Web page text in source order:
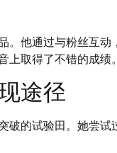
。他通过与粉丝互
取得了不错的成绩。
途径
破的试验田。她尝